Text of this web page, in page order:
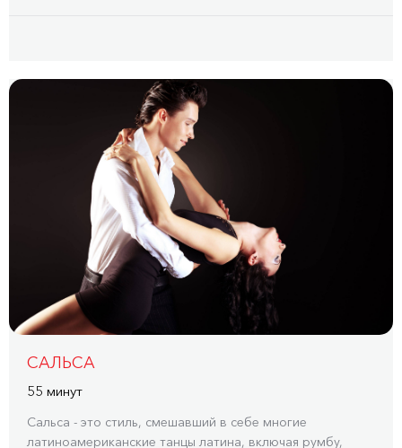
САЛЬСА
55 минут
Сальса - это стиль, смешавший в себе многие
латиноамериканские танцы латина, включая румбу,